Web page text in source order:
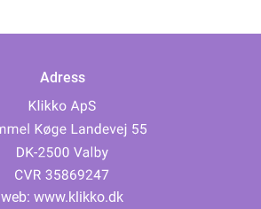
Adress
web: www.klikko.dk